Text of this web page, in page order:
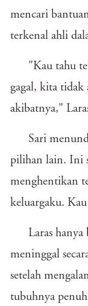
mencari
terkenal ahli
"Kau tahu
gagal, kita tidak
akibatnya,"
Sari
pilihan lain. Ini
menghentikan
keluargaku.
Laras
meninggal
setelah
tubuhnya